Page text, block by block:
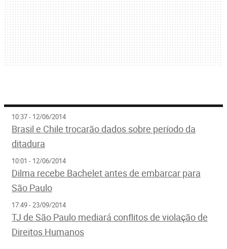
10:37 - 12/06/2014
Brasil e Chile trocarão dados sobre período da
ditadura
10:01 - 12/06/2014
Dilma recebe Bachelet antes de embarcar para
São Paulo
17:49 - 23/09/2014
TJ de São Paulo mediará conflitos de violação de
Direitos Humanos